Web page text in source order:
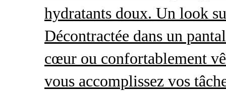
hydratants doux. Un look
Décontractée dans un
cœur ou confortablement
vous accomplissez vos